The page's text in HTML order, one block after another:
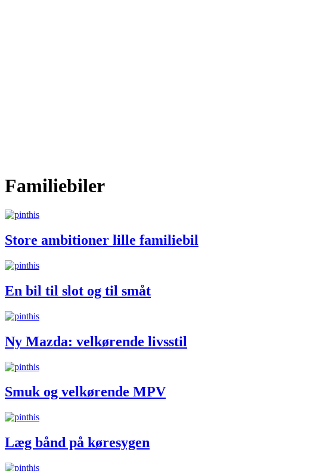
Familiebiler
Store ambitioner lille familiebil
En bil til slot og til småt
Ny Mazda: velkørende livsstil
Smuk og velkørende MPV
Læg bånd på køresygen